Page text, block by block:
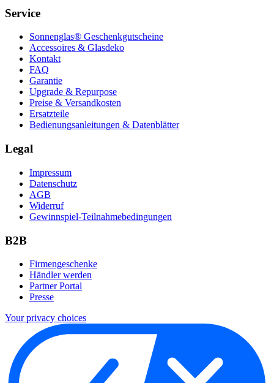
Service
Sonnenglas® Geschenkgutscheine
Accessoires & Glasdeko
Kontakt
FAQ
Garantie
Upgrade & Repurpose
Preise & Versandkosten
Ersatzteile
Bedienungsanleitungen & Datenblätter
Legal
Impressum
Datenschutz
AGB
Widerruf
Gewinnspiel-Teilnahmebedingungen
B2B
Firmengeschenke
Händler werden
Partner Portal
Presse
Your privacy choices